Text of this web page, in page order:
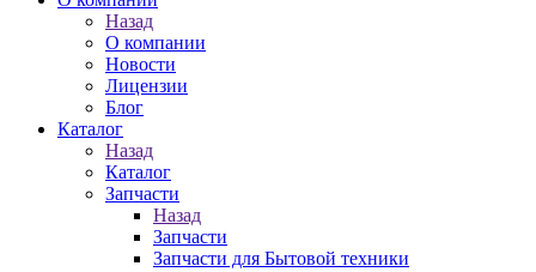
Назад
О компании
Новости
Лицензии
Блог
Каталог
Назад
Каталог
Запчасти
Назад
Запчасти
Запчасти для Бытовой техники